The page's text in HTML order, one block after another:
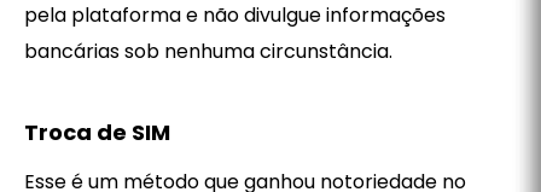
pela plataforma e não divulgue informações
bancárias sob nenhuma circunstância.
Troca de SIM
Esse é um método que ganhou notoriedade no